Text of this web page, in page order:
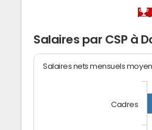
Salaires par CSP à
Salaires nets mensuels
Cadres